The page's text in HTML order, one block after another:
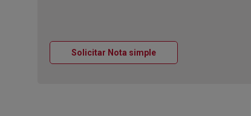
Solicitar Nota simpleVentana nueva